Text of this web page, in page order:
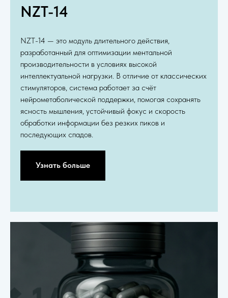
NZT-14
NZT-14 — это модуль длительного действия,
разработанный для оптимизации ментальной
производительности в условиях высокой
интеллектуальной нагрузки. В отличие от классических
стимуляторов, система работает за счёт
нейрометаболической поддержки, помогая сохранять
ясность мышления, устойчивый фокус и скорость
обработки информации без резких пиков и
последующих спадов.
Узнать больше